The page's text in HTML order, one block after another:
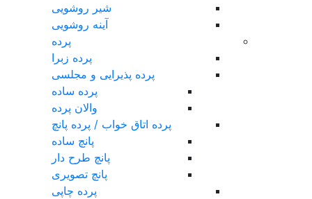
شیر روشویی
آینه روشویی
پرده
پرده زبرا
پرده پذیرایی و مجلسی
پرده ساده
والان پرده
پرده اتاق خواب / پرده پانچ
پانچ ساده
پانچ طرح دار
پانچ تصویری
پرده چاپی